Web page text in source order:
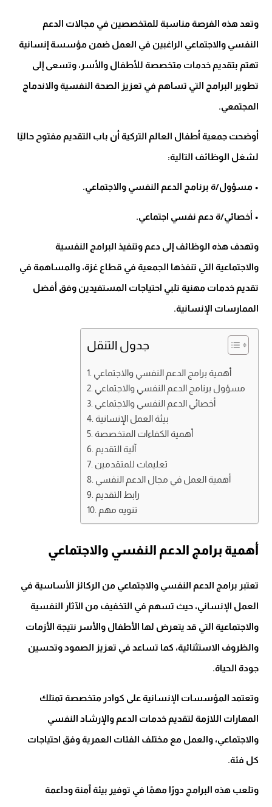
وتعد هذه الفرصة مناسبة للمتخصصين في مجالات الدعم
النفسي والاجتماعي الراغبين في العمل ضمن مؤسسة إنسانية
تهتم بتقديم خدمات متخصصة للأطفال والأسر، وتسعى إلى
تطوير البرامج التي تساهم في تعزيز الصحة النفسية والاندماج
المجتمعي.
أوضحت جمعية أطفال العالم التركية أن باب التقديم مفتوح حاليًا
لشغل الوظائف التالية:
• مسؤول/ة برنامج الدعم النفسي والاجتماعي.
• أخصائي/ة دعم نفسي اجتماعي.
وتهدف هذه الوظائف إلى دعم وتنفيذ البرامج النفسية
والاجتماعية التي تنفذها الجمعية في قطاع غزة، والمساهمة في
تقديم خدمات مهنية تلبي احتياجات المستفيدين وفق أفضل
الممارسات الإنسانية.
جدول التنقل
أهمية برامج الدعم النفسي والاجتماعي
مسؤول برنامج الدعم النفسي والاجتماعي
أخصائي الدعم النفسي والاجتماعي
بيئة العمل الإنسانية
أهمية الكفاءات المتخصصة
آلية التقديم
تعليمات للمتقدمين
أهمية العمل في مجال الدعم النفسي
رابط التقديم
تنويه مهم
أهمية برامج الدعم النفسي والاجتماعي
تعتبر برامج الدعم النفسي والاجتماعي من الركائز الأساسية في
العمل الإنساني، حيث تسهم في التخفيف من الآثار النفسية
والاجتماعية التي قد يتعرض لها الأطفال والأسر نتيجة الأزمات
والظروف الاستثنائية، كما تساعد في تعزيز الصمود وتحسين
جودة الحياة.
وتعتمد المؤسسات الإنسانية على كوادر متخصصة تمتلك
المهارات اللازمة لتقديم خدمات الدعم والإرشاد النفسي
والاجتماعي، والعمل مع مختلف الفئات العمرية وفق احتياجات
كل فئة.
وتلعب هذه البرامج دورًا مهمًا في توفير بيئة آمنة وداعمة